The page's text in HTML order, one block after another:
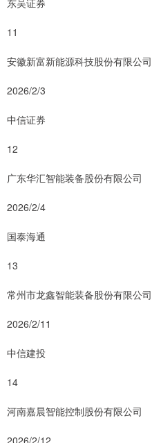
东吴证券
11
安徽新富新能源科技股份有限公司
2026/2/3
中信证券
12
广东华汇智能装备股份有限公司
2026/2/4
国泰海通
13
常州市龙鑫智能装备股份有限公司
2026/2/11
中信建投
14
河南嘉晨智能控制股份有限公司